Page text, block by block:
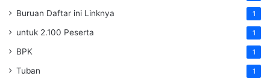
Buruan Daftar ini Linknya 1
untuk 2.100 Peserta 1
BPK 1
Tuban 1